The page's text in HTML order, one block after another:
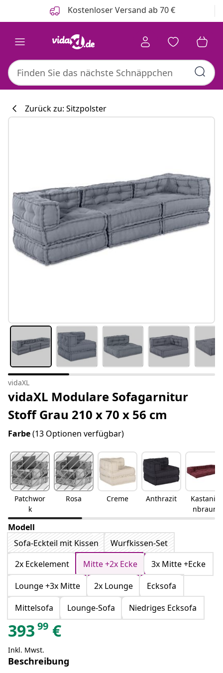
Kostenloser Versand ab 70 €
Zurück zu: Sitzpolster
vidaXL
vidaXL Modulare Sofagarnitur
Stoff Grau 210 x 70 x 56 cm
Farbe(13 Optionen verfügbar)
Patchwor
k
Rosa Creme Anthrazit
Kastanie
nbraun
Modell
Sofa-Eckteil mit Kissen
Wurfkissen-Set
2x Eckelement
Mitte +2x Ecke
3x Mitte +Ecke
Lounge +3x Mitte
2x Lounge
Ecksofa
Mittelsofa
Lounge-Sofa Niedriges Ecksofa
393 99 €
Inkl. Mwst.
Beschreibung